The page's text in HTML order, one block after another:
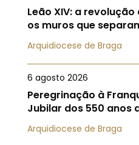
Leão XIV: a
os muros que
Arquidiocese de Braga
6 agosto 2026
Peregrinação à
Jubilar dos 550 anos
Arquidiocese de Braga